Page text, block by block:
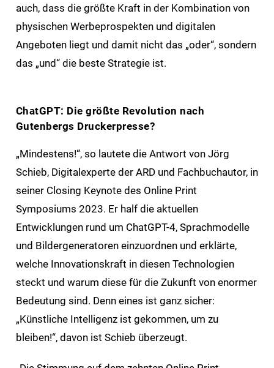
auch, dass die größte Kraft in der Kombination von
physischen Werbeprospekten und digitalen
Angeboten liegt und damit nicht das „oder“, sondern
das „und“ die beste Strategie ist.
ChatGPT: Die größte Revolution nach
Gutenbergs Druckerpresse?
„Mindestens!“, so lautete die Antwort von Jörg
Schieb, Digitalexperte der ARD und Fachbuchautor, in
seiner Closing Keynote des Online Print
Symposiums 2023. Er half die aktuellen
Entwicklungen rund um ChatGPT-4, Sprachmodelle
und Bildergeneratoren einzuordnen und erklärte,
welche Innovationskraft in diesen Technologien
steckt und warum diese für die Zukunft von enormer
Bedeutung sind. Denn eines ist ganz sicher:
„Künstliche Intelligenz ist gekommen, um zu
bleiben!“, davon ist Schieb überzeugt.